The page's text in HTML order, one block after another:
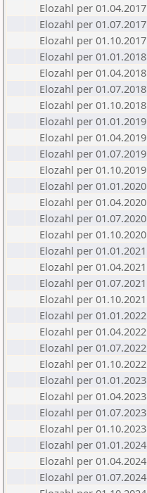
Elozahl per 01.04.2017
Elozahl per 01.07.2017
Elozahl per 01.10.2017
Elozahl per 01.01.2018
Elozahl per 01.04.2018
Elozahl per 01.07.2018
Elozahl per 01.10.2018
Elozahl per 01.01.2019
Elozahl per 01.04.2019
Elozahl per 01.07.2019
Elozahl per 01.10.2019
Elozahl per 01.01.2020
Elozahl per 01.04.2020
Elozahl per 01.07.2020
Elozahl per 01.10.2020
Elozahl per 01.01.2021
Elozahl per 01.04.2021
Elozahl per 01.07.2021
Elozahl per 01.10.2021
Elozahl per 01.01.2022
Elozahl per 01.04.2022
Elozahl per 01.07.2022
Elozahl per 01.10.2022
Elozahl per 01.01.2023
Elozahl per 01.04.2023
Elozahl per 01.07.2023
Elozahl per 01.10.2023
Elozahl per 01.01.2024
Elozahl per 01.04.2024
Elozahl per 01.07.2024